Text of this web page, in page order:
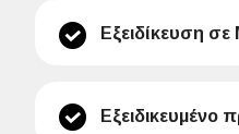
Εξειδίκευση
Εξειδικευμένο